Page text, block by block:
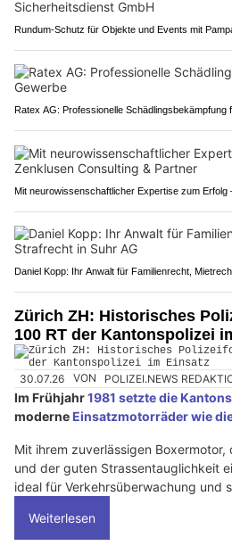
Rundum-Schutz für Objekte und Events mit
Ratex AG: Professionelle Schädlingsbekämpfung
Mit neurowissenschaftlicher Expertise zum
Daniel Kopp: Ihr Anwalt für Familienrecht,
Zürich ZH: Historisches
100 RT der Kantonspolizei
30.07.26 VON POLIZEI.NEWS
Im Frühjahr1981 setzte die
moderne Einsatzmotorräder wie
Mit ihrem zuverlässigen Boxermotor,
und der guten Strassentauglichkeit
ideal für Verkehrsüberwachung und
Weiterlesen